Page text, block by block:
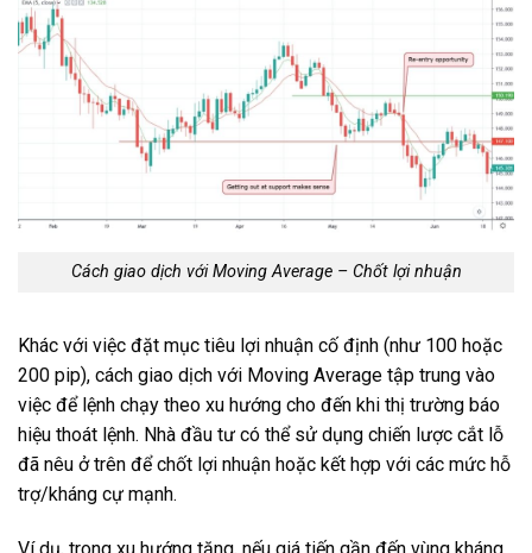
Cách giao dịch với Moving Average – Chốt lợi nhuận
Khác với việc đặt mục tiêu lợi nhuận cố định (như 100 hoặc
200 pip), cách giao dịch với Moving Average tập trung vào
việc để lệnh chạy theo xu hướng cho đến khi thị trường báo
hiệu thoát lệnh. Nhà đầu tư có thể sử dụng chiến lược cắt lỗ
đã nêu ở trên để chốt lợi nhuận hoặc kết hợp với các mức hỗ
trợ/kháng cự mạnh.